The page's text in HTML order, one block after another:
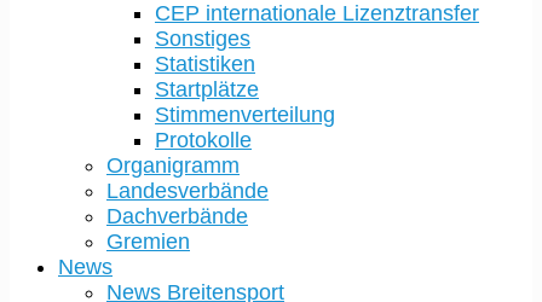
CEP internationale Lizenztransfer
Sonstiges
Statistiken
Startplätze
Stimmenverteilung
Protokolle
Organigramm
Landesverbände
Dachverbände
Gremien
News
News Breitensport